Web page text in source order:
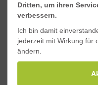
Downloads
Dritten, um ihren
verbessern.
Ich bin damit
jederzeit mit Wirkung für
ändern.